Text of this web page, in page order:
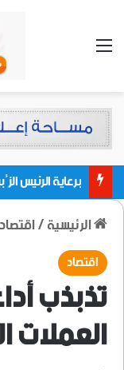
القائمة
الرئيسية/اقتصاد
اقتصاد
تذبذب
العملات